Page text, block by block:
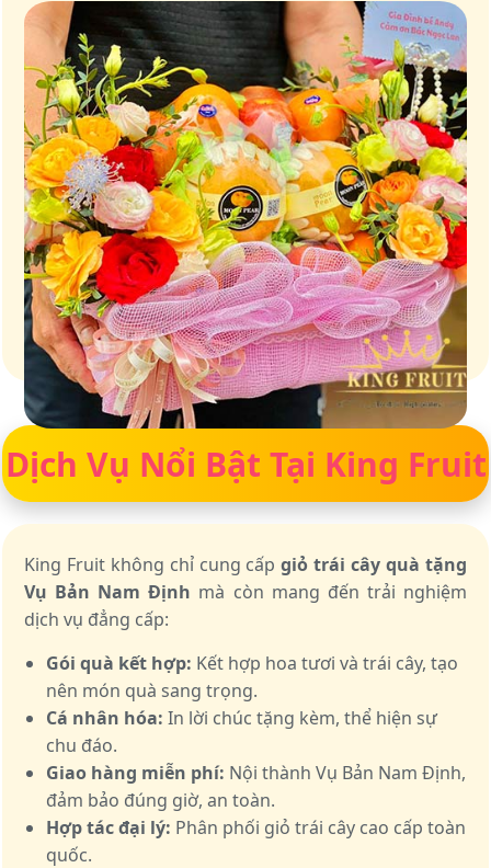
Giữ trọn vị ngọt của thiên nhiên
Dịch Vụ Nổi Bật Tại King Fruit
King Fruit không chỉ cung cấpgiỏ trái cây quà tặng
Vụ Bản Nam Định mà còn mang đến trải nghiệm
dịch vụ đẳng cấp:
Gói quà kết hợp: Kết hợp hoa tươi và trái cây, tạo
nên món quà sang trọng.
Cá nhân hóa: In lời chúc tặng kèm, thể hiện sự
chu đáo.
Giao hàng miễn phí: Nội thành Vụ Bản Nam Định,
đảm bảo đúng giờ, an toàn.
Hợp tác đại lý: Phân phối giỏ trái cây cao cấp toàn
quốc.